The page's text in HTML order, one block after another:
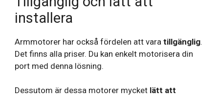
installera
Armmotorer har också fördelen att vara tillgänglig.
Det finns alla priser. Du kan enkelt motorisera din
port med denna lösning.
Dessutom är dessa motorer mycket lätt att